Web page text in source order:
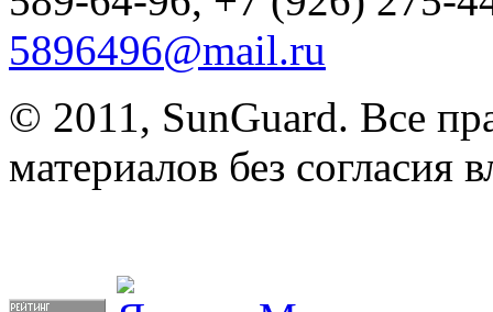
5896496@mail.ru
© 2011, SunGuard. Все
материалов без согласия